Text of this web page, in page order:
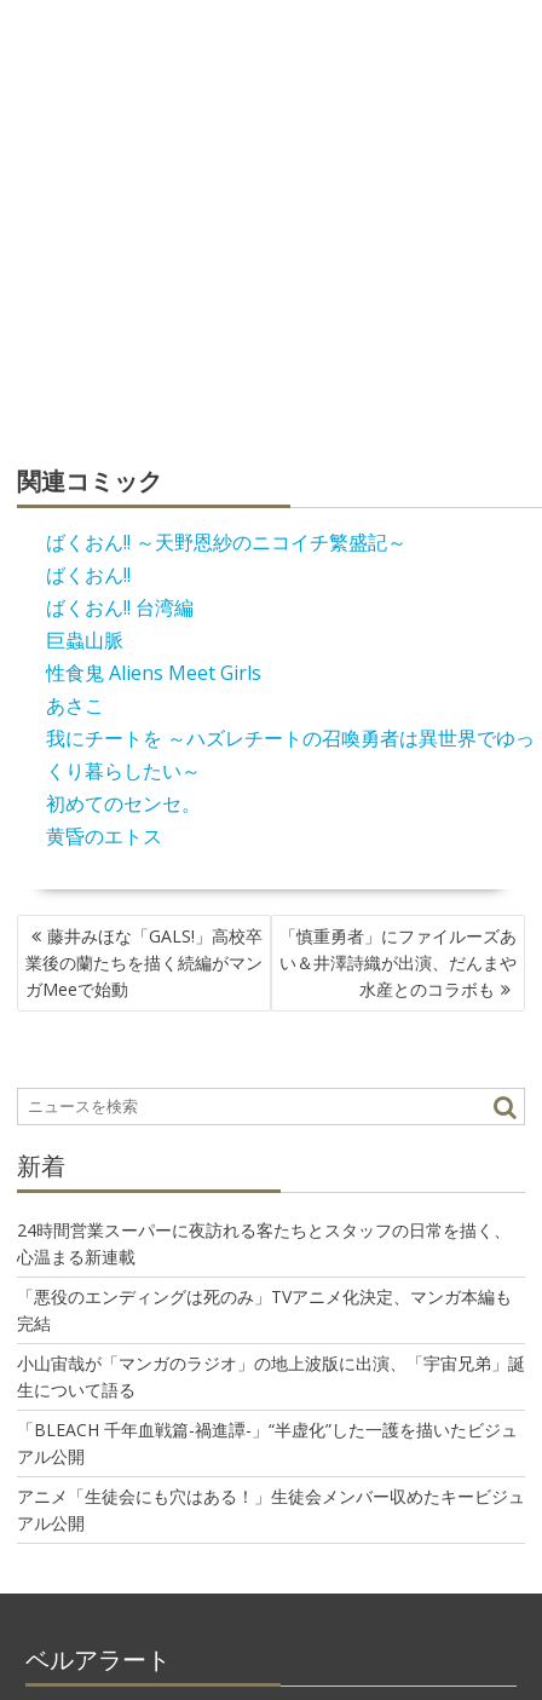
関連コミック
ばくおん!! ～天野恩紗のニコイチ繁盛記～
ばくおん!!
ばくおん!! 台湾編
巨蟲山脈
性食鬼 Aliens Meet Girls
あさこ
我にチートを ～ハズレチートの召喚勇者は異世界でゆっ
くり暮らしたい～
初めてのセンセ。
黄昏のエトス
投
稿
ナ
ビ
シ
ョ
藤井みほな「GALS!」高校卒
業後の蘭たちを描く続編がマン
ガMeeで始動
「慎重勇者」にファイルーズあ
い＆井澤詩織が出演、だんまや
水産とのコラボも
新着
24時間営業スーパーに夜訪れる客たちとスタッフの日常を描く、
心温まる新連載
「悪役のエンディングは死のみ」TVアニメ化決定、マンガ本編も
完結
小山宙哉が「マンガのラジオ」の地上波版に出演、「宇宙兄弟」誕
生について語る
「BLEACH 千年血戦篇-禍進譚-」“半虚化”した一護を描いたビジュ
アル公開
アニメ「生徒会にも穴はある！」生徒会メンバー収めたキービジュ
アル公開
ベルアラート